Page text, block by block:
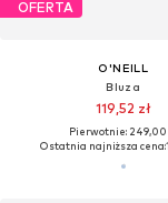
OFERTA
O'NEILL
Bluza
119,52 zł
Pierwotnie: 249,00
Ostatnia najniższa cena: